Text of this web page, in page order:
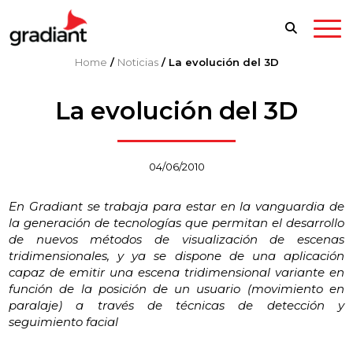
Home / Noticias/ La evolución del 3D
La evolución del 3D
04/06/2010
En Gradiant se trabaja para estar en la vanguardia de
la generación de tecnologías que permitan el desarrollo
de nuevos métodos de visualización de escenas
tridimensionales, y ya se dispone de una aplicación
capaz de emitir una escena tridimensional variante en
función de la posición de un usuario (movimiento en
paralaje) a través de técnicas de detección y
seguimiento facial